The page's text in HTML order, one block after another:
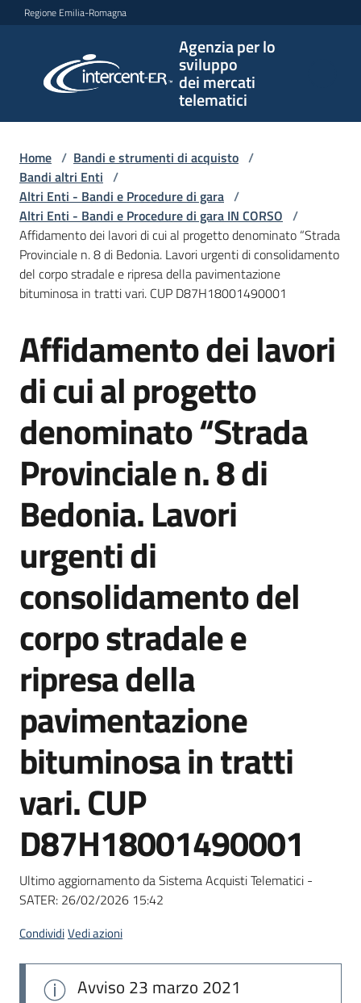
Vai al contenuto
Vai alla navigazione
Vai al footer
Regione Emilia-Romagna
Agenzia per lo
sviluppo
dei mercati
telematici
per lo
sviluppo
telematici
L'Agenzia
Bandi
strumenti
di
Supporto
Piattaforme
telematiche
English
site
Seguici
su
Home / Bandi e strumenti di acquisto /
Bandi altri Enti /
Altri Enti - Bandi e Procedure di gara /
Altri Enti - Bandi e Procedure di gara IN CORSO /
Affidamento dei lavori di cui al progetto denominato “Strada
Provinciale n. 8 di Bedonia. Lavori urgenti di consolidamento
del corpo stradale e ripresa della pavimentazione
bituminosa in tratti vari. CUP D87H18001490001
Salta al contenuto
Affidamento dei lavori
di cui al progetto
denominato “Strada
Provinciale n. 8 di
Bedonia. Lavori
urgenti di
consolidamento del
corpo stradale e
ripresa della
pavimentazione
bituminosa in tratti
vari. CUP
D87H18001490001
Ultimo aggiornamento da Sistema Acquisti Telematici -
SATER: 26/02/2026 15:42
CondividiVedi azioni
Avviso 23 marzo 2021